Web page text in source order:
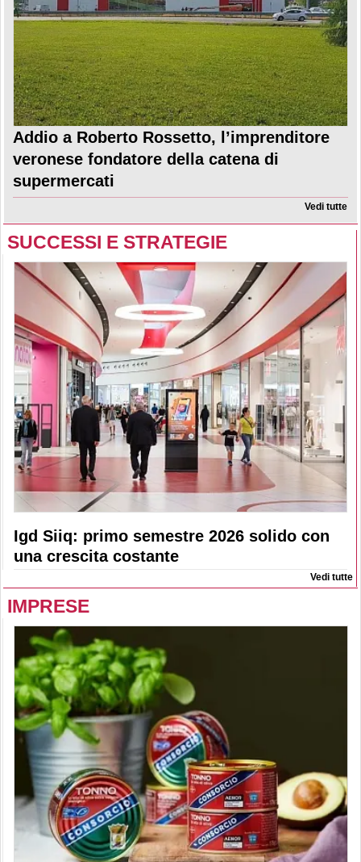
Addio a Roberto Rossetto, l’imprenditore
veronese fondatore della catena di
supermercati
Vedi tutte
SUCCESSI E STRATEGIE
Igd Siiq: primo semestre 2026 solido con
una crescita costante
Vedi tutte
IMPRESE